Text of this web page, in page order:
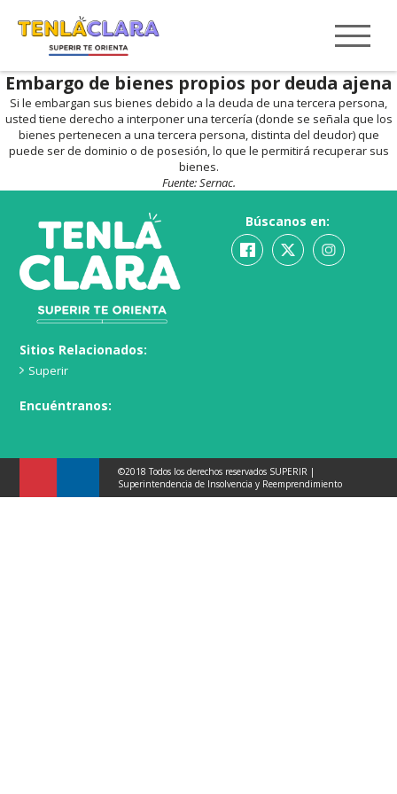
Embargo de bienes propios por deuda ajena
Si le embargan sus bienes debido a la deuda de una tercera persona,
usted tiene derecho a interponer una tercería (donde se señala que los
bienes pertenecen a una tercera persona, distinta del deudor) que
puede ser de dominio o de posesión, lo que le permitirá recuperar sus
bienes.
Fuente: Sernac.
Sitios Relacionados:
Superir
Encuéntranos:
Búscanos en:
©2018 Todos los derechos reservados SUPERIR |
Superintendencia de Insolvencia y Reemprendimiento